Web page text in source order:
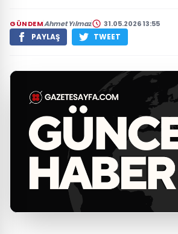
GÜNDEMAhmet Yılmaz 31.05.2026 13:55
PAYLAŞ TWEET